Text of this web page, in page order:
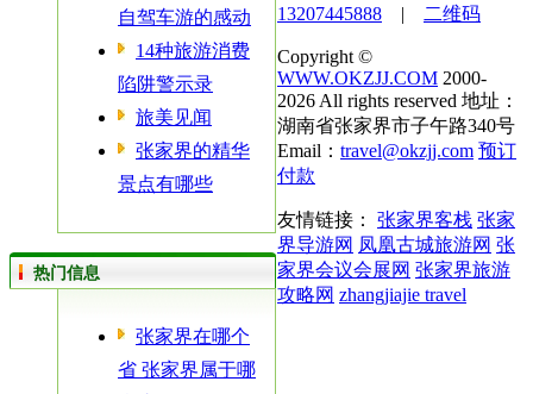
自驾车游的感动
14种旅游消费
陷阱警示录
旅美见闻
张家界的精华
景点有哪些
热门信息
张家界在哪个
省 张家界属于哪
13207445888 | 二维码
Copyright ©
WWW.OKZJJ.COM 2000-
2026 All rights reserved 地址：
湖南省张家界市子午路340号
Email： travel@okzjj.com 预订
付款
友情链接： 张家界客栈 张家
界导游网 凤凰古城旅游网 张
家界会议会展网 张家界旅游
攻略网 zhangjiajie travel